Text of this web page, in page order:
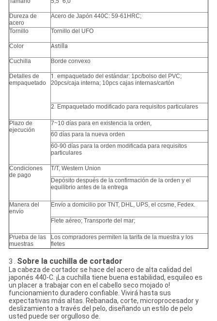
Dureza de
acero
Acero de Japón 440C: 59-61HRC;
Tornillo Tornillo del UFO
Color Astilla
Cuchilla Borde convexo
Detalles de
empaquetado
1. empaquetado del estándar: 1pc/bolso del PVC;
20pcs/caja interna; 10pcs cajas internas/cartón
2. Empaquetado modificado para requisitos particulares
Plazo de
ejecución
7~10 días para en existencia la orden,
60 días para la nueva orden
60-90 días para la orden modificada para requisitos
particulares
Condiciones
de pago
T/T, Western Union
Depósito después de la confirmación de la orden y el
equilibrio antes de la entrega
Manera del
envío
Envío a domicilio por TNT, DHL, UPS, el ccsme, Fedex.
Flete aéreo; Transporte del mar;
Prueba de las
muestras
Los compradores permiten la tarifa de la muestra y los
fletes
3 . Sobre la cuchilla de cortador
La cabeza de cortador se hace del acero de alta calidad del
japonés 440-C. ¡La cuchilla tiene buena estabilidad, esquileo es
un placer a trabajar con en el cabello seco mojado o!
funcionamiento duradero confiable. Vivirá hasta sus
expectativas más altas. Rebanada, corte, microprocesador y
deslizamiento a través del pelo, diseñando un estilo de pelo
usted puede ser orgulloso de.